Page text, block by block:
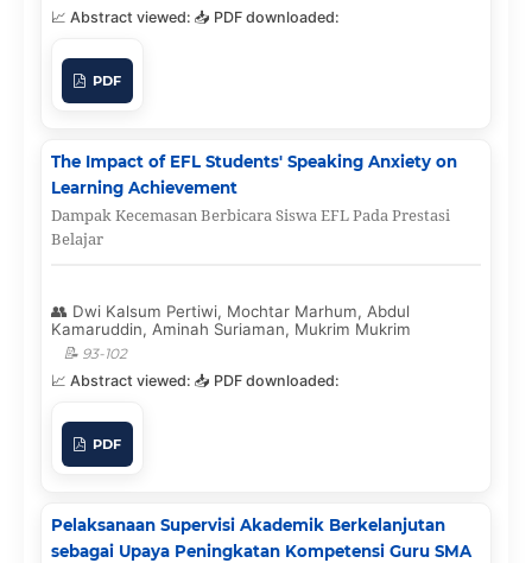
PDF
The Impact of EFL Students' Speaking Anxiety on
Learning Achievement
Dampak Kecemasan Berbicara Siswa EFL Pada Prestasi
Belajar
Dwi Kalsum Pertiwi, Mochtar Marhum, Abdul
Kamaruddin, Aminah Suriaman, Mukrim Mukrim
93-102
PDF
Pelaksanaan Supervisi Akademik Berkelanjutan
sebagai Upaya Peningkatan Kompetensi Guru SMA